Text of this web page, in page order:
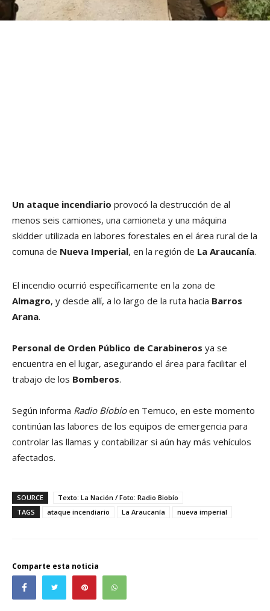
Un ataque incendiario provocó la destrucción de al
menos seis camiones, una camioneta y una máquina
skidder utilizada en labores forestales en el área rural de la
comuna de Nueva Imperial, en la región de La Araucanía.
El incendio ocurrió específicamente en la zona de
Almagro, y desde allí, a lo largo de la ruta hacia Barros
Arana.
Personal de Orden Público de Carabineros ya se
encuentra en el lugar, asegurando el área para facilitar el
trabajo de los Bomberos.
Según informa Radio Bíobioen Temuco, en este momento
continúan las labores de los equipos de emergencia para
controlar las llamas y contabilizar si aún hay más vehículos
afectados.
SOURCE
Texto: La Nación / Foto: Radio Biobío
TAGS
ataque incendiario La Araucanía nueva imperial
Comparte esta noticia